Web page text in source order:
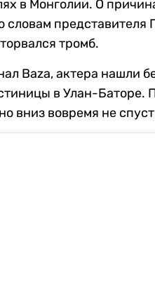
в Монголии. О
представителя
тромб.
Baza, актера нашли
в Улан-Баторе.
вниз вовремя не